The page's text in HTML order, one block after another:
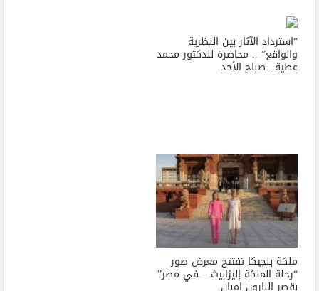
“استرداد الآثار بين النظرية
والواقع” .. محاضرة للدكتور محمد
عطية.. صباح الأحد
ملكة بلجيكا تفتتح معرض صور
“رحلة الملكة إليزابيث – في مصر”
بقصر البارون إمبان